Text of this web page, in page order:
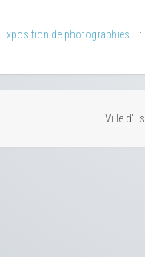
Exposition de photographies
Ville